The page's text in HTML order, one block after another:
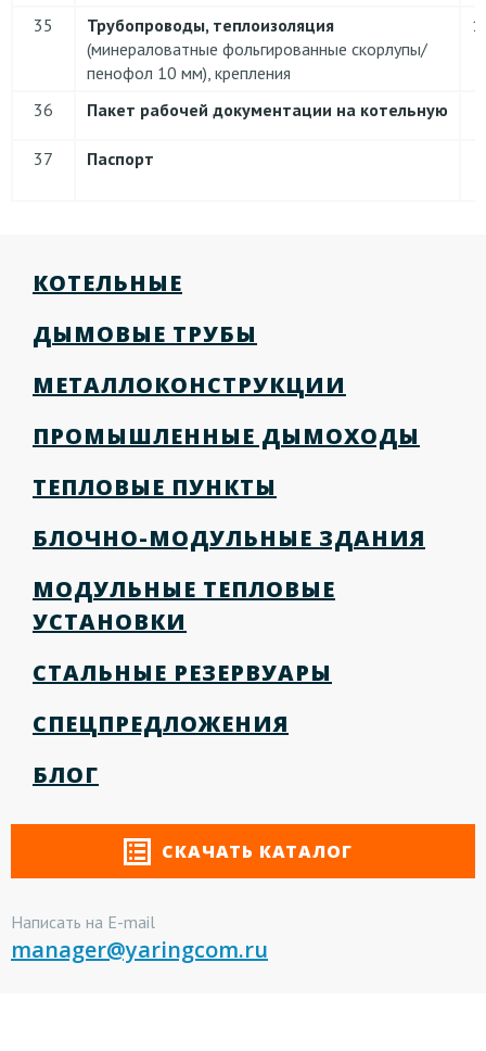
35
Трубопроводы, теплоизоляция
(минераловатные фольгированные скорлупы/
пенофол 10 мм), крепления
1
36 Пакет рабочей документации на котельную
37 Паспорт
КОТЕЛЬНЫЕ
ДЫМОВЫЕ ТРУБЫ
МЕТАЛЛОКОНСТРУКЦИИ
ПРОМЫШЛЕННЫЕ ДЫМОХОДЫ
ТЕПЛОВЫЕ ПУНКТЫ
БЛОЧНО-МОДУЛЬНЫЕ ЗДАНИЯ
МОДУЛЬНЫЕ ТЕПЛОВЫЕ
УСТАНОВКИ
СТАЛЬНЫЕ РЕЗЕРВУАРЫ
СПЕЦПРЕДЛОЖЕНИЯ
БЛОГ
СКАЧАТЬ КАТАЛОГ
Написать на E-mail
manager@yaringcom.ru